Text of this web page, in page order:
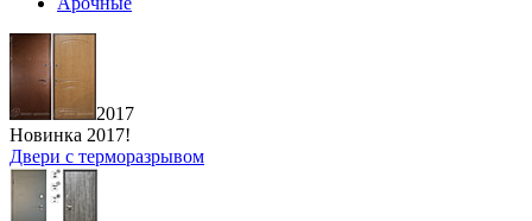
2017
Новинка 2017!
Двери с терморазрывом